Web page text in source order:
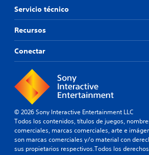
Servicio técnico
Recursos
Conectar
© 2026 Sony Interactive Entertainment LLC
Todos los contenidos, títulos de juegos,
comerciales, marcas comerciales, arte e
son marcas comerciales y/o material con
sus propietarios respectivos.Todos los derechos